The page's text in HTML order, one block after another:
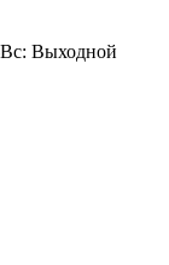
Выходной